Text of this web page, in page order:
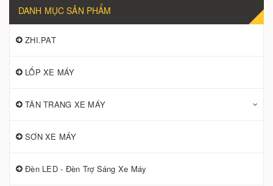
DANH MỤC SẢN PHẨM
ZHI.PAT
LỐP XE MÁY
TÂN TRANG XE MÁY
SƠN XE MÁY
Đèn LED - Đèn Trợ Sáng Xe Máy